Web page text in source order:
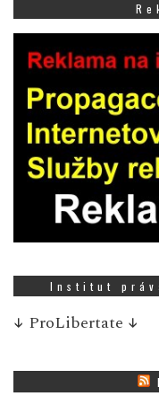
Institut
↓ ProLibertate ↓